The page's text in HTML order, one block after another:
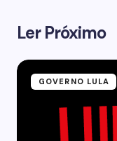
Ler Próximo
GOVERNO LULA